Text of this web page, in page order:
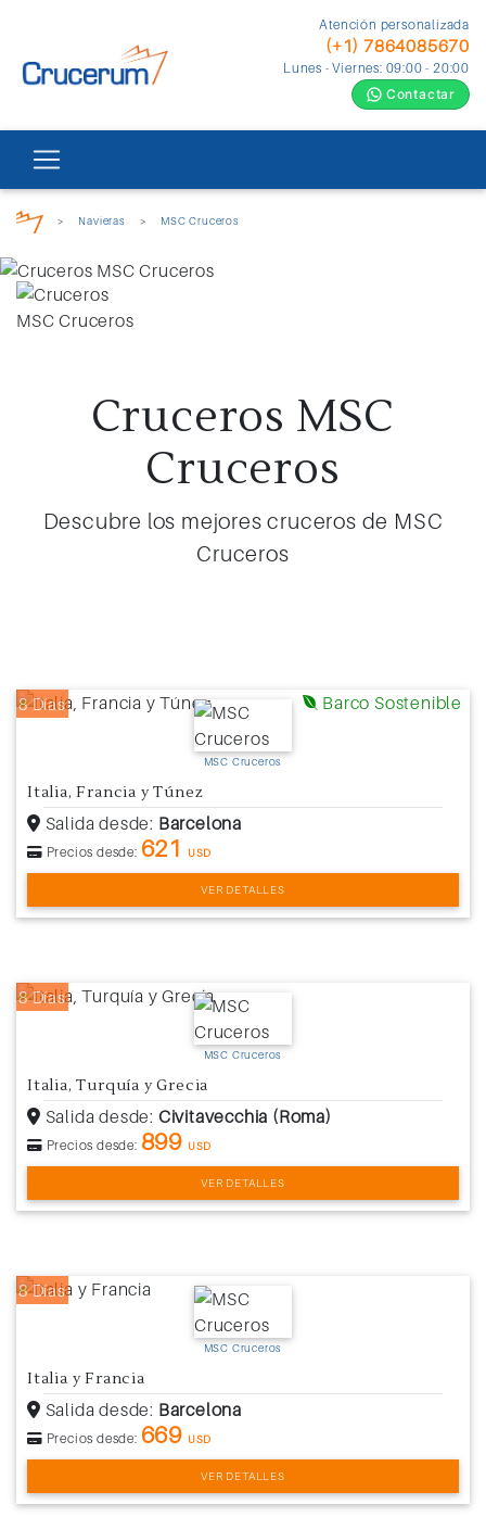
Atención personalizada
(+1) 7864085670
Lunes - Viernes: 09:00 - 20:00
Contactar
> Navieras > MSC Cruceros
Cruceros MSC
Cruceros
Descubre los mejores cruceros de MSC
Cruceros
8 Días Barco Sostenible
MSC Cruceros
Italia, Francia y Túnez
Salida desde: Barcelona
Precios desde: 621 USD
VER DETALLES
8 Días
MSC Cruceros
Italia, Turquía y Grecia
Salida desde: Civitavecchia (Roma)
Precios desde: 899 USD
VER DETALLES
8 Días
MSC Cruceros
Italia y Francia
Salida desde: Barcelona
Precios desde: 669 USD
VER DETALLES